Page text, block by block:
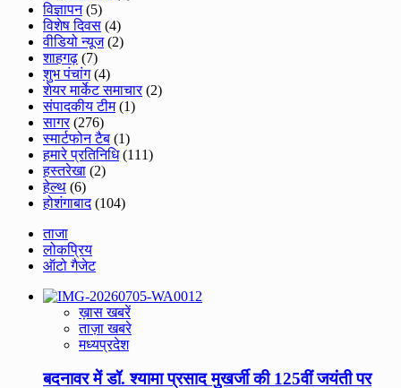
विज्ञापन(5)
विशेष दिवस (4)
वीडियो न्यूज(2)
शाहगढ़ (7)
शुभ पंचांग(4)
शेयर मार्केट समाचार(2)
संपादकीय टीम(1)
सागर(276)
स्मार्टफोन टैब (1)
हमारे प्रतिनिधि(111)
हस्तरेखा (2)
हेल्थ (6)
होशंगाबाद(104)
ताजा
लोकप्रिय
ऑटो गैजेट
ख़ास खबरें
ताज़ा खबरे
मध्यप्रदेश
बदनावर में डॉ. श्यामा प्रसाद मुखर्जी की 125वीं जयंती पर